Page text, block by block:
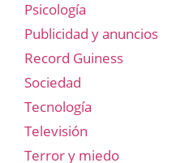
Psicología
Publicidad y anuncios
Record Guiness
Sociedad
Tecnología
Televisión
Terror y miedo